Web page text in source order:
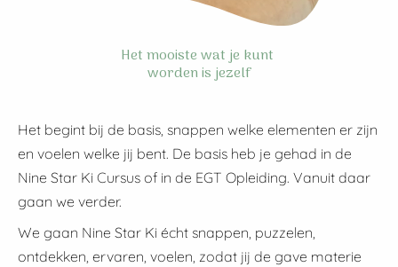
Het mooiste wat je kunt
worden is jezelf
Het begint bij de basis, snappen welke elementen er zijn
en voelen welke jij bent. De basis heb je gehad in de
Nine Star Ki Cursus of in de EGT Opleiding. Vanuit daar
gaan we verder.
We gaan Nine Star Ki écht snappen, puzzelen,
ontdekken, ervaren, voelen, zodat jij de gave materie